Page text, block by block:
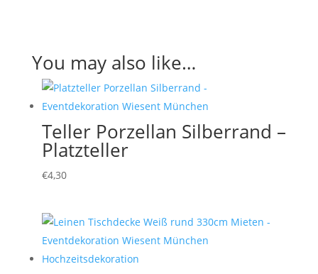
You may also like…
Teller Porzellan Silberrand –
Platzteller
€4,30